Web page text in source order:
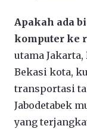
Apakah ada
komputer ke
utama
Bekasi kota,
transportasi
Jabodetabek
yang